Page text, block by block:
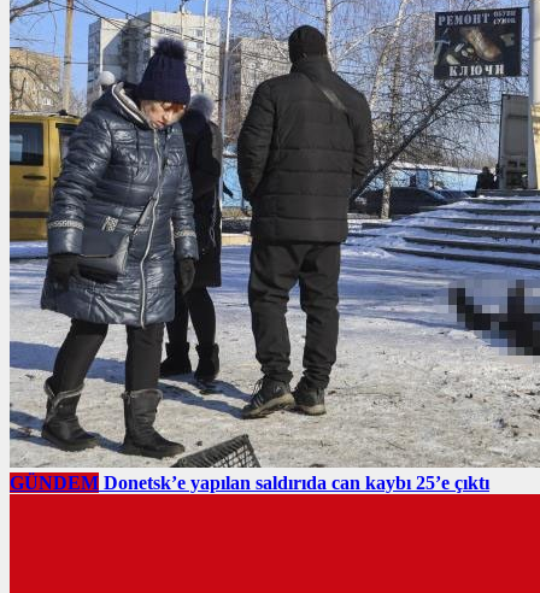
GÜNDEM Donetsk’e yapılan saldırıda can kaybı 25’e çıktı